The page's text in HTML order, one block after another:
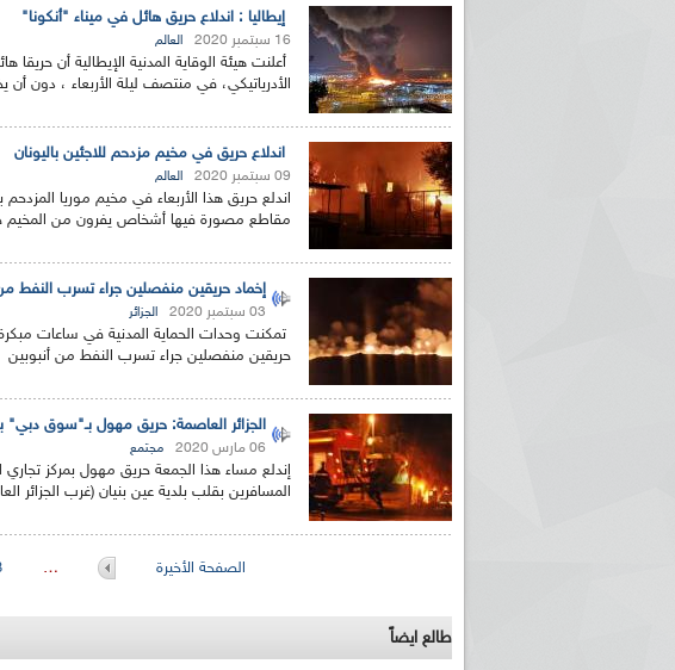
إيطاليا : اندلاع حريق هائل في ميناء "أنكونا"
16 سبتمبر 2020 العالم
أعلنت هيئة الوقاية المدنية الإيطالية أن حريقا
الأدرياتيكي، في منتصف ليلة الأربعاء ، دون
اندلاع حريق في مخيم مزدحم للاجئين باليونان
09 سبتمبر 2020 العالم
اندلع حريق هذا الأربعاء في مخيم موريا المزدحم
مقاطع مصورة فيها أشخاص يفرون من المخيم
إخماد حريقين منفصلين جراء تسرب النفط من
03 سبتمبر 2020 الجزائر
تمكنت وحدات الحماية المدنية في ساعات
حريقين منفصلين جراء تسرب النفط من أنبوبين
الجزائر العاصمة: حريق مهول بـ"سوق دبي"
06 مارس 2020 مجتمع
إندلع مساء هذا الجمعة حريق مهول بمركز
المسافرين بقلب بلدية عين بنيان (غرب
… الصفحة الأخيرة
طالع ايضاً